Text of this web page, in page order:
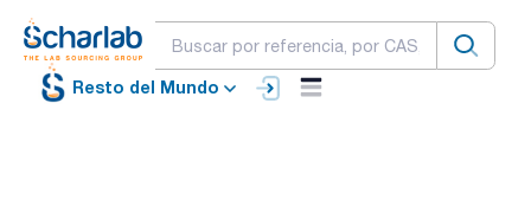
Resto del Mundo